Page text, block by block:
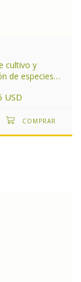
cultivo y
de especies
USD